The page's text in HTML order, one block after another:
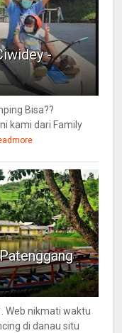
-
Bisa??
kami dari Family
Web nikmati waktu
di danau situ